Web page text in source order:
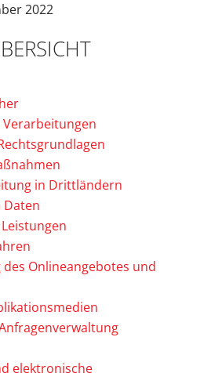
2022
in Drittländern
Daten
Onlineangebotes und
elektronische